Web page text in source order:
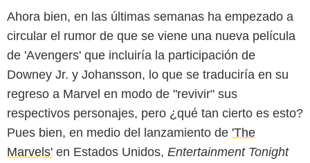
Ahora bien, en las últimas semanas ha empezado a
circular el rumor de que se viene una nueva película
de 'Avengers' que incluiría la participación de
Downey Jr. y Johansson, lo que se traduciría en su
regreso a Marvel en modo de "revivir" sus
respectivos personajes, pero ¿qué tan cierto es esto?
Pues bien, en medio del lanzamiento de 'The
Marvels' en Estados Unidos, Entertainment Tonight